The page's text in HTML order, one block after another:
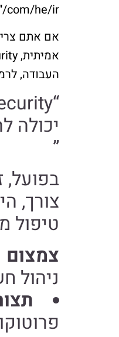
com/he/ir/">תגובה לאירועים,
אם אתם
העבודה,
יכולה
”
בפועל,
צורך,
טיפול
ניהול